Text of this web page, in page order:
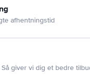
afhentningstid
giver vi dig et bedre